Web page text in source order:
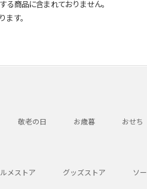
商品に含まれておりません。
す。
敬老の日 お歳暮 おせち
メストア グッズストア ソ